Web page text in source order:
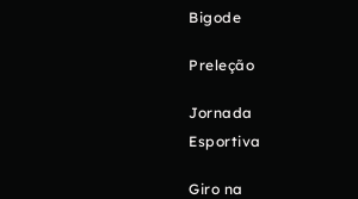
Bigode
Preleção
Jornada
Esportiva
Giro na